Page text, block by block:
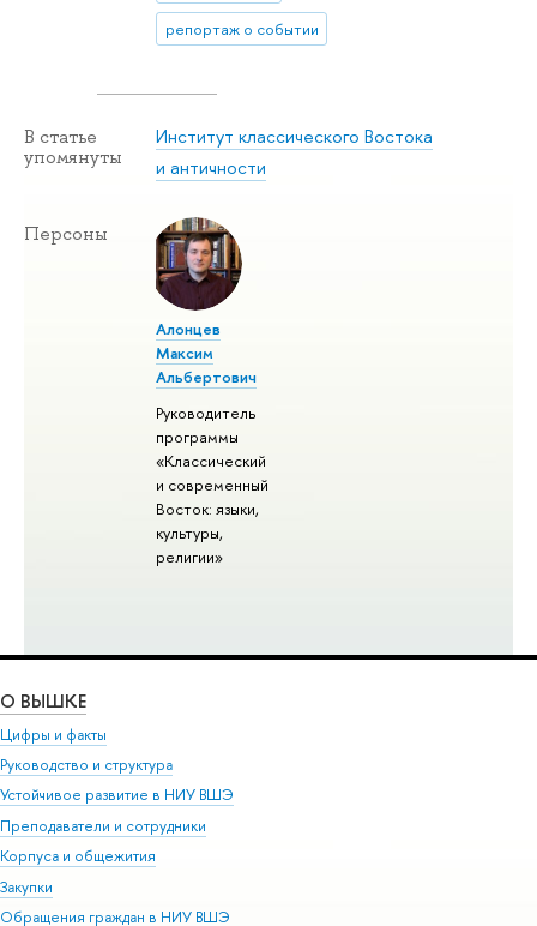
репортаж о событии
В статье
упомянуты
Институт классического Востока
и античности
Персоны
Алонцев
Максим
Альбертович
Руководитель
программы
«Классический
и современный
Восток: языки,
культуры,
религии»
О ВЫШКЕ
Цифры и факты
Руководство и структура
Устойчивое развитие в НИУ ВШЭ
Преподаватели и сотрудники
Корпуса и общежития
Закупки
Обращения граждан в НИУ ВШЭ